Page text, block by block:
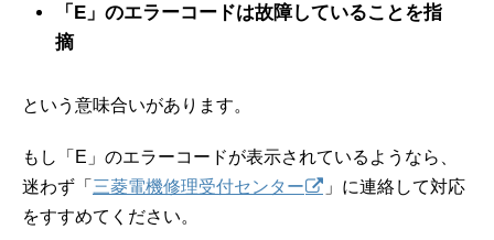
「E」のエラーコードは故障していることを指
摘
という意味合いがあります。
もし「E」のエラーコードが表示されているようなら、
迷わず「 三菱電機修理受付センター
」に連絡して対応
をすすめてください。